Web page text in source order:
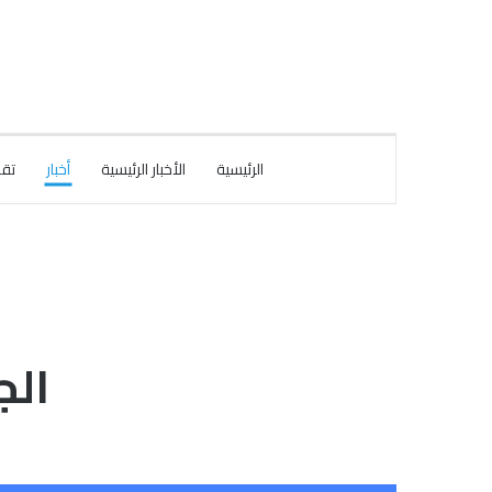
الرئيسية الأخبار الرئيسية أخبار